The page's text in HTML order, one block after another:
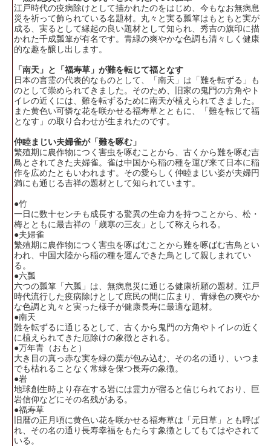
江戸時代の疫病除けとして描かれたのをはじめ、今もなお無病息
災を祈って飾られている名題材。丸々と実る瓢箪はもともと実が
成る、実るとして縁起の良い題材として知られ、秀吉の旗印に描
かれた千成瓢箪が有名です。青緑の爽やかな色調も清々しく健康
的な趣を醸し出します。
「南天」と「福寿草」が難を転じて福となす
日本の言霊の代表的なものとして、「南天」は「難を転ずる」も
のとして崇められてきました。そのため、旧家の鬼門の方角やト
イレの近くには、難を転ずるために南天が植えられてきました。
また黄色い可憐な花を咲かせる福寿草とともに、「難を転じて福
となす」の取り合わせが生まれたのです。
仲睦まじい夫婦雀が「難を啄む」
繁殖期に農作物につく害虫を啄むことから、古くから難を啄む吉
鳥とされてきた夫婦雀。雀は中国から稲の種を運び来て日本に稲
作を広めたともいわれます。その愛らしく仲睦まじい姿が夫婦円
満にも通じる吉祥の題材として知られています。
●竹
一日に数十センチも成長する驚異の生命力を持つことから、松・
梅とともに最吉祥の「歳寒の三友」として称えられる。
●夫婦雀
繁殖期に農作物につく害虫を啄ばむことから難を啄ばむ吉鳥とい
われ、中国大陸から稲の種を運んできた鳥として親しまれてい
る。
●六瓢
六つの瓢箪「六瓢」は、無病息災に通じる健康祈願の題材。江戸
時代流行した疫病除けとして庶民の間に広まり、青緑色の爽やか
な色調と丸々と実った様子が健康長寿に最適な題材。
●南天
難を転ずるに通じるとして、古くから鬼門の方角やトイレの近く
に植えられてきた厄除けの象徴とされる。
●万年青（おもと）
大き目の真っ赤な実を緑の葉が包み込む、その名の通り、いつま
でも枯れることなく常緑を保つ長寿の象徴。
●岩
地球創生時より存在する岩には霊力が宿ると信じられており、巨
岩信仰などにその名残がある。
●福寿草
旧暦の正月頃に黄色い花を咲かせる福寿草は「元日草」とも呼ば
れ、その名の通り長寿幸福をもたらす象徴としてもてはやされて
いる。